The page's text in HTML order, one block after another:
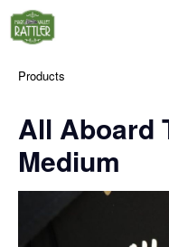
Products
All Aboard
Medium